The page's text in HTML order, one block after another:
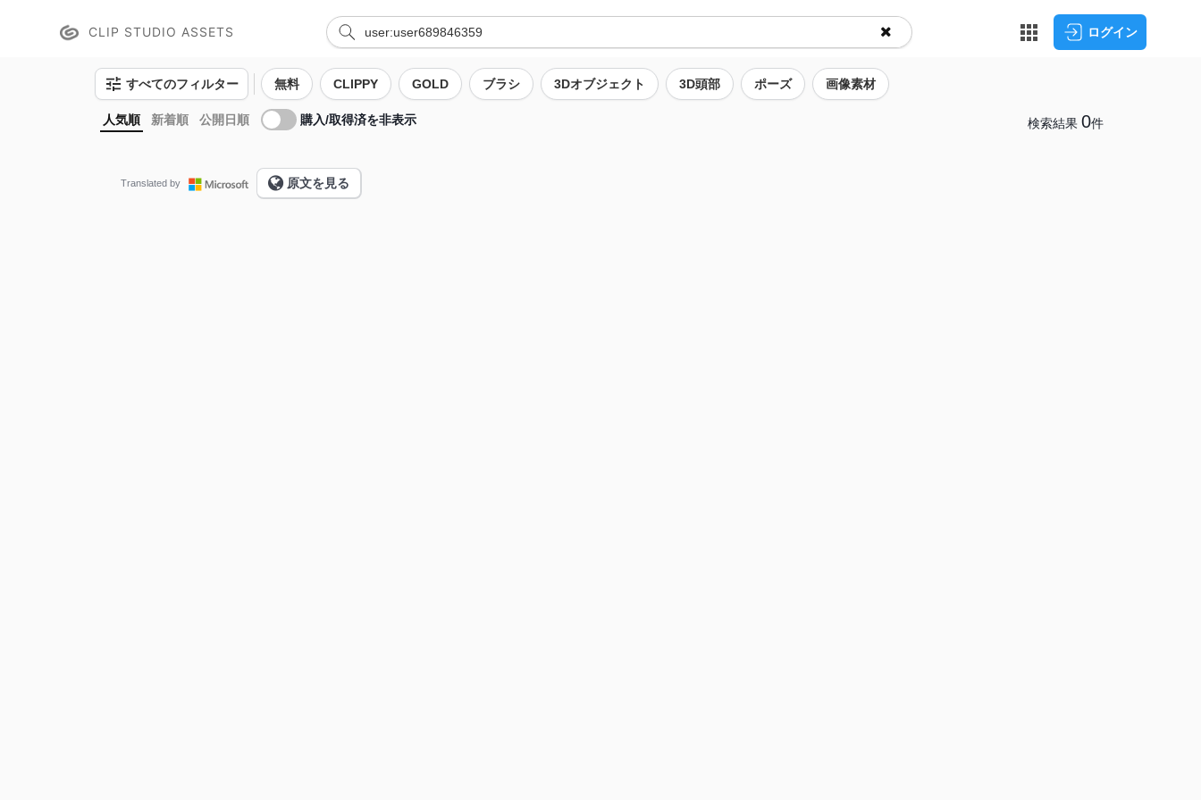
CLIP STUDIO ASSETS ログイン
すべてのフィルター 無料 CLIPPY GOLD ブラシ 3Dオブジェクト 3D頭部 ポーズ 画像素材
人気順 新着順 公開日順 購入/取得済を非表示 検索結果 0件
Translated by 原文を見る